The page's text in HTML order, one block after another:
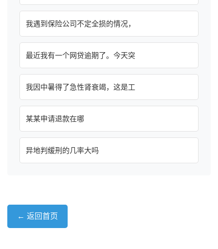
我遇到保险公司不定全损的情况，
最近我有一个网贷逾期了。今天突
我因中暑得了急性肾衰竭，这是工
某某申请退款在哪
异地判缓刑的几率大吗
← 返回首页